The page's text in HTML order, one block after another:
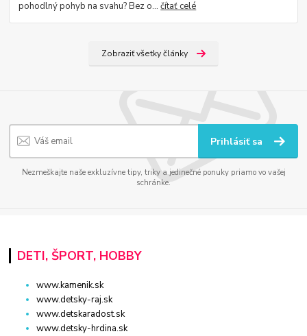
pohodlný pohyb na svahu? Bez o...čítať celé
Zobraziť všetky články
Prihlásiť sa
Nezmeškajte naše exkluzívne tipy, triky a jedinečné ponuky priamo vo vašej
schránke.
DETI, ŠPORT, HOBBY
www.kamenik.sk
www.detsky-raj.sk
www.detskaradost.sk
www.detsky-hrdina.sk